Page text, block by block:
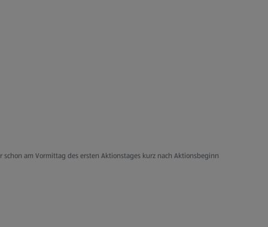
am Vormittag des ersten Aktionstages kurz nach Aktionsbeginn